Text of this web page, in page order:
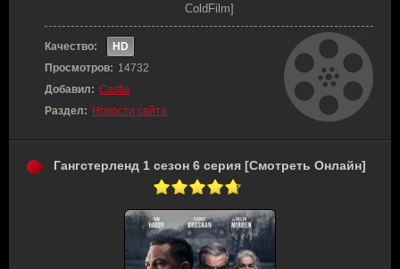
ColdFilm]
Качество:
HD
Просмотров: 14732
Добавил: Castle
Раздел: Новости сайта
Гангстерленд 1 сезон 6 серия [Смотреть Онлайн]